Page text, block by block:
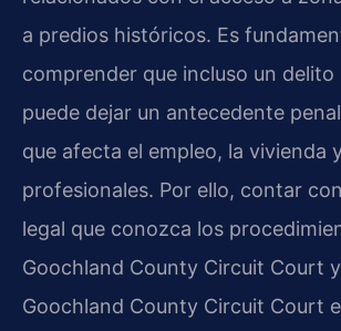
a predios históricos. Es
comprender que incluso un delito
puede dejar un antecedente
que afecta el empleo, la vivienda
profesionales. Por ello, contar
legal que conozca los
Goochland County Circuit Court
Goochland County Circuit Court